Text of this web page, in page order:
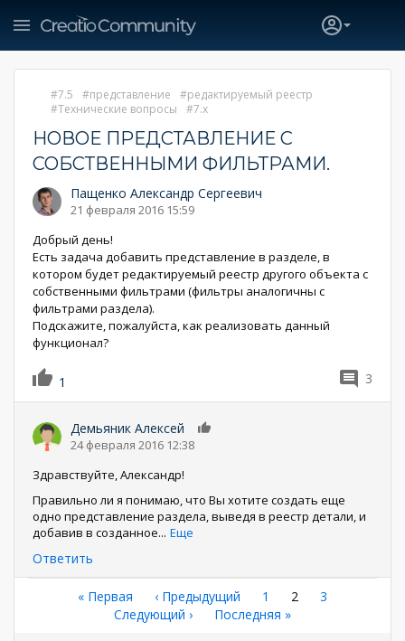
7.5 представление
редактируемый реестр
Технические вопросы
7.x
НОВОЕ ПРЕДСТАВЛЕНИЕ С
СОБСТВЕННЫМИ ФИЛЬТРАМИ.
Пащенко Александр Сергеевич
21 февраля 2016 15:59
Добрый день!
Есть задача добавить представление в разделе, в
котором будет редактируемый реестр другого объекта с
собственными фильтрами (фильтры аналогичны с
фильтрами раздела).
Подскажите, пожалуйста, как реализовать данный
функционал?
1 3
Демьяник Алексей
24 февраля 2016 12:38
Здравствуйте, Александр!
Правильно ли я понимаю, что Вы хотите создать еще
одно представление раздела, выведя в реестр детали, и
добавив в созданное... Еще
Ответить
Нумерация
страниц
Первая
страница
« Первая ←
‹ Предыдущий Страница
1
Текущая
2 Страница
3
Следующая
Следующий ›
Последняя
Последняя »